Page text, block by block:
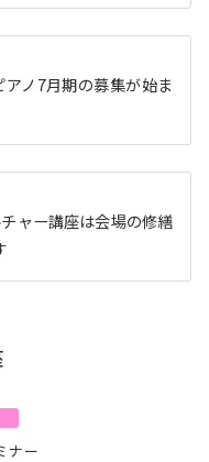
アノ7月期の募集が始ま
ャー講座は会場の修繕
ミナー